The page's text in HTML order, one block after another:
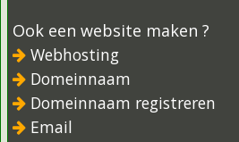
Ook een website maken ?
Webhosting
Domeinnaam
Domeinnaam registreren
Email